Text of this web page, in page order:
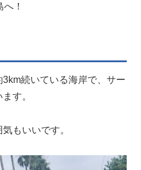
！
続いている海岸で、サー
す。
もいいです。